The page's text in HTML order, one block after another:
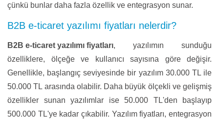
çünkü bunlar daha fazla özellik ve entegrasyon sunar.
B2B e-ticaret yazılımı fiyatları nelerdir?
B2B e-ticaret yazılımı fiyatları, yazılımın sunduğu
özelliklere, ölçeğe ve kullanıcı sayısına göre değişir.
Genellikle, başlangıç seviyesinde bir yazılım 30.000 TL ile
50.000 TL arasında olabilir. Daha büyük ölçekli ve gelişmiş
özellikler sunan yazılımlar ise 50.000 TL'den başlayıp
500.000 TL'ye kadar çıkabilir. Yazılım fiyatları, entegrasyon